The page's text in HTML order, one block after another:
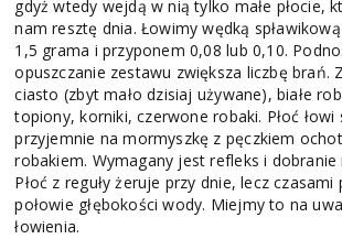
gdyż wtedy wejdą w nią tylko małe płocie,
nam resztę dnia. Łowimy wędką
1,5 grama i przyponem 0,08 lub 0,10.
opuszczanie zestawu zwiększa liczbę brań.
ciasto (zbyt mało dzisiaj używane), białe
topiony, korniki, czerwone robaki. Płoć łowi
przyjemnie na mormyszkę z pęczkiem
robakiem. Wymagany jest refleks i dobranie
Płoć z reguły żeruje przy dnie, lecz
połowie głębokości wody. Miejmy to na
łowienia.